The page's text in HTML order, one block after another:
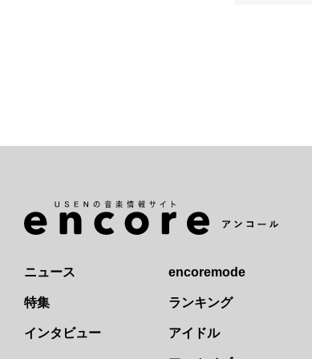
ニュース
特集
インタビュー
encoremode
ランキング
アイドル